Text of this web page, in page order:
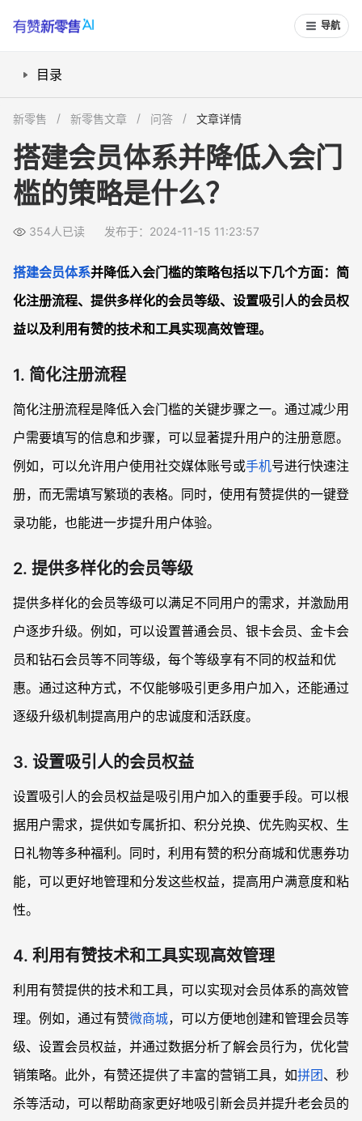
导航
目录
3. 设置吸引人的会员权益
4. 利用有赞技术和工具实现高效管理
总结
常见问题解答FAQS
4. 有赞提供哪些技术和工具支持会员体系管理？
新零售 新零售文章 问答 文章详情
搭建会员体系并降低入会门
槛的策略是什么？
354人已读 发布于：2024-11-15 11:23:57
搭建会员体系并降低入会门槛的策略包括以下几个方面：简
化注册流程、提供多样化的会员等级、设置吸引人的会员权
益以及利用有赞的技术和工具实现高效管理。
1. 简化注册流程
简化注册流程是降低入会门槛的关键步骤之一。通过减少用
户需要填写的信息和步骤，可以显著提升用户的注册意愿。
例如，可以允许用户使用社交媒体账号或手机号进行快速注
册，而无需填写繁琐的表格。同时，使用有赞提供的一键登
录功能，也能进一步提升用户体验。
2. 提供多样化的会员等级
提供多样化的会员等级可以满足不同用户的需求，并激励用
户逐步升级。例如，可以设置普通会员、银卡会员、金卡会
员和钻石会员等不同等级，每个等级享有不同的权益和优
惠。通过这种方式，不仅能够吸引更多用户加入，还能通过
逐级升级机制提高用户的忠诚度和活跃度。
3. 设置吸引人的会员权益
设置吸引人的会员权益是吸引用户加入的重要手段。可以根
据用户需求，提供如专属折扣、积分兑换、优先购买权、生
日礼物等多种福利。同时，利用有赞的积分商城和优惠券功
能，可以更好地管理和分发这些权益，提高用户满意度和粘
性。
4. 利用有赞技术和工具实现高效管理
利用有赞提供的技术和工具，可以实现对会员体系的高效管
理。例如，通过有赞微商城，可以方便地创建和管理会员等
级、设置会员权益，并通过数据分析了解会员行为，优化营
销策略。此外，有赞还提供了丰富的营销工具，如拼团、秒
杀等活动，可以帮助商家更好地吸引新会员并提升老会员的